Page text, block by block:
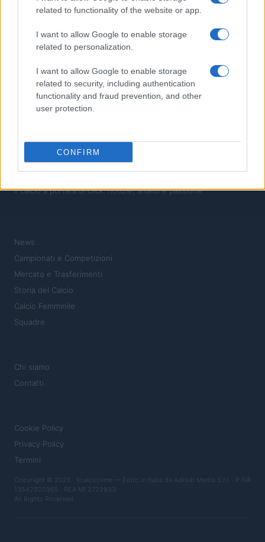
related to functionality of the website or app.
I want to allow Google to enable storage
related to personalization.
I want to allow Google to enable storage
related to security, including authentication
functionality and fraud prevention, and other
user protection.
CONFIRM
il brasiliano
Calciomercato Napoli: Gatti in pole per la difesa, la Juve dice
sì
Trasferimenti 2026: la sfida tra Inter e Atletico Madrid per
Cristian Romero
Il calcio a portata di click: notizie, analisi e passione
News
Campionati e Competizioni
Mercato e Trasferimenti
Storia del Calcio
Calcio Femminile
Squadre
Chi siamo
Contatti
Cookie Policy
Privacy Policy
Termini
Copyright © 2026 · Ilcalcionline — Edito in Italia da AdHub Media S.r.l. · P.IVA
13542920965 · REA MI 2729933
All Rights Reserved